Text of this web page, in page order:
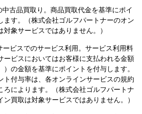
中古品買取り。商品買取代金を基準にポイ
ます。（株式会社ゴルフパートナーのオン
対象サービスではありません。）
ービスでのサービス利用。サービス利用料
ービスにおいてはお客様に支払われる金額
）の金額を基準にポイントを付与します。
ト付与率は、各オンラインサービスの規約
ろによります。（株式会社ゴルフパートナ
ン買取は対象サービスではありません。）